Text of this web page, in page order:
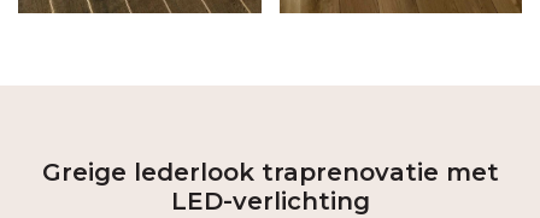
Greige lederlook traprenovatie met
LED-verlichting